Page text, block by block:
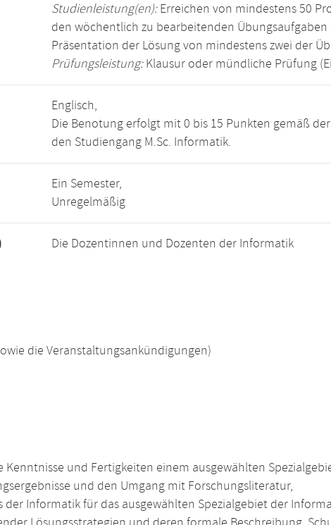
Studienleistung(en):Erreichen von mindestens 50
den wöchentlich zu bearbeitenden
Präsentation der Lösung von mindestens zwei der
Prüfungsleistung:Klausur oder mündliche Prüfung
Englisch,
Die Benotung erfolgt mit 0 bis 15 Punkten gemäß
den Studiengang M.Sc. Informatik.
Ein Semester,
Unregelmäßig
Die Dozentinnen und Dozenten der Informatik
die Veranstaltungsankündigungen)
und Fertigkeiten einem ausgewählten
und den Umgang mit Forschungsliteratur,
der Informatik für das ausgewählten Spezialgebiet der